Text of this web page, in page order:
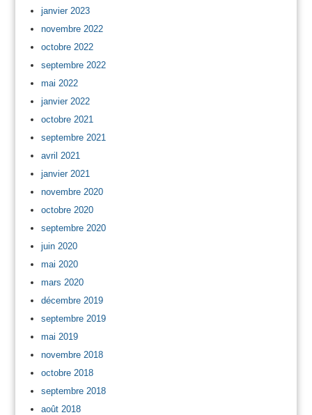
janvier 2023
novembre 2022
octobre 2022
septembre 2022
mai 2022
janvier 2022
octobre 2021
septembre 2021
avril 2021
janvier 2021
novembre 2020
octobre 2020
septembre 2020
juin 2020
mai 2020
mars 2020
décembre 2019
septembre 2019
mai 2019
novembre 2018
octobre 2018
septembre 2018
août 2018